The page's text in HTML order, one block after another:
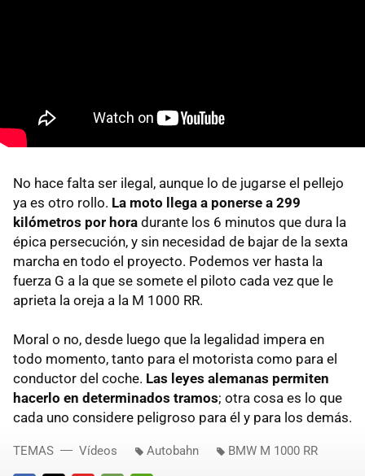
No hace falta ser ilegal, aunque lo de jugarse el pellejo
ya es otro rollo. La moto llega a ponerse a 299
kilómetros por hora durante los 6 minutos que dura la
épica persecución, y sin necesidad de bajar de la sexta
marcha en todo el proyecto. Podemos ver hasta la
fuerza G a la que se somete el piloto cada vez que le
aprieta la oreja a la M 1000 RR.
Moral o no, desde luego que la legalidad impera en
todo momento, tanto para el motorista como para el
conductor del coche. Las leyes alemanas permiten
hacerlo en determinados tramos; otra cosa es lo que
cada uno considere peligroso para él y para los demás.
TEMAS Vídeos Autobahn BMW M 1000 RR